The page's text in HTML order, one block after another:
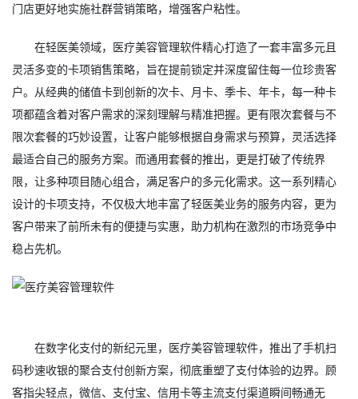
门店更好地实施社群营销策略，增强客户粘性。
在轻医美领域，医疗美容管理软件精心打造了一套丰富多元且
灵活多变的卡项销售策略，旨在提前锁定并深度留住每一位珍贵客
户。从经典的储值卡到创新的次卡、月卡、季卡、年卡，每一种卡
项都蕴含着对客户需求的深刻理解与精准把握。更有限次套餐与不
限次套餐的巧妙设置，让客户能够根据自身需求与预算，灵活选择
最适合自己的服务方案。而通用套餐的推出，更是打破了传统界
限，让多种项目随心组合，满足客户的多元化需求。这一系列精心
设计的卡项支持，不仅极大地丰富了轻医美业务的服务内容，更为
客户带来了前所未有的便捷与实惠，助力机构在激烈的市场竞争中
稳占先机。
在数字化支付的新纪元里，医疗美容管理软件，推出了手机扫
码秒速收银的聚合支付创新方案，彻底重塑了支付体验的边界。顾
客指尖轻点，微信、支付宝、信用卡等主流支付渠道瞬间畅通无